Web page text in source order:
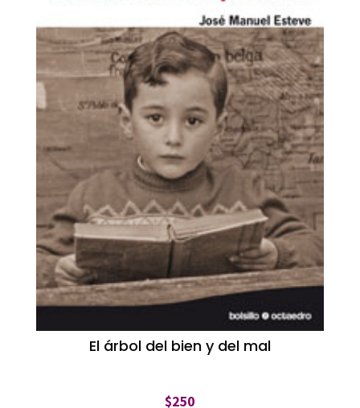
El árbol del bien y del mal
$250